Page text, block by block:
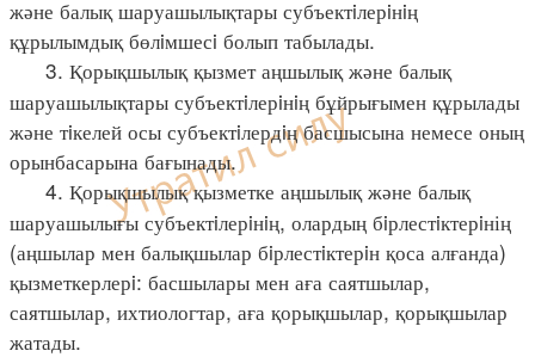
және балық шаруашылықтары субъектiлерiнiң
құрылымдық бөлiмшесi болып табылады.
3. Қорықшылық қызмет аңшылық және балық
шаруашылықтары субъектiлерiнiң бұйрығымен құрылады
және тiкелей осы субъектiлердiң басшысына немесе оның
орынбасарына бағынады.
4. Қорықшылық қызметке аңшылық және балық
шаруашылығы субъектiлерiнiң, олардың бiрлестiктерiнің
(аңшылар мен балықшылар бiрлестiктерiн қоса алғанда)
қызметкерлерi: басшылары мен аға саятшылар,
саятшылар, ихтиологтар, аға қорықшылар, қорықшылар
жатады.